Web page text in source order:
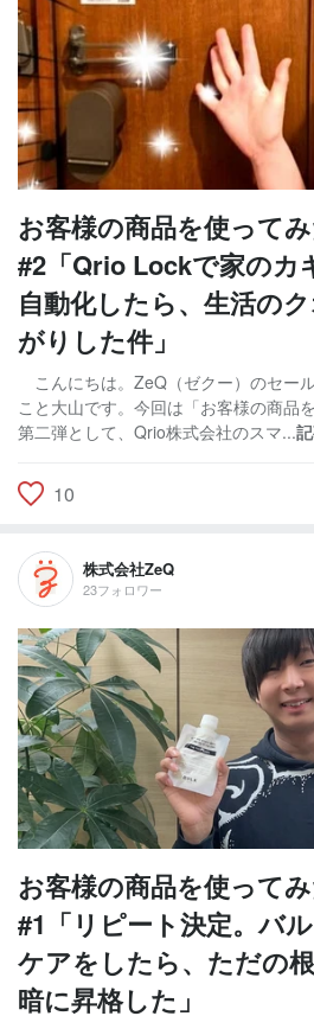
お客様の商品を使って
#2「Qrio Lockで家のカ
自動化したら、生活の
がりした件」
こんにちは。ZeQ（ゼクー）のセー
こと大山です。今回は「お客様の商品
第二弾として、Qrio株式会社のスマ...
10
株式会社ZeQ
23フォロワー
お客様の商品を使って
#1「リピート決定。バ
ケアをしたら、ただの
暗に昇格した」